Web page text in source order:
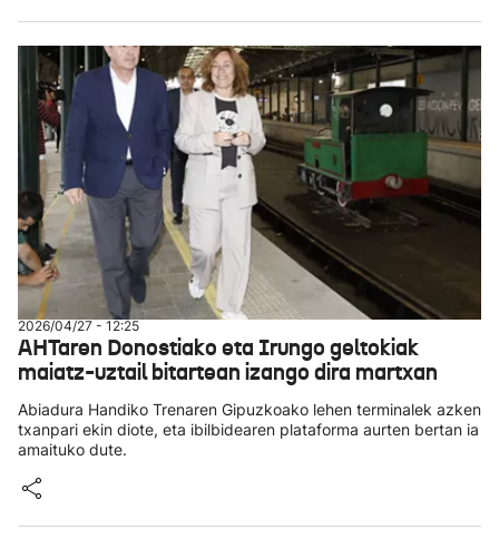
2026/04/27 - 12:25
AHTaren Donostiako eta Irungo geltokiak
maiatz-uztail bitartean izango dira martxan
Abiadura Handiko Trenaren Gipuzkoako lehen terminalek azken
txanpari ekin diote, eta ibilbidearen plataforma aurten bertan ia
amaituko dute.